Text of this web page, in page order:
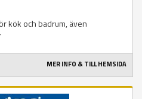
kök och badrum, även
MER INFO & TILL HEMSIDA